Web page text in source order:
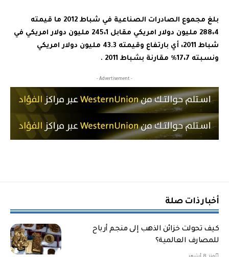
بلغ مجموع الصادرات الصناعية في شباط 2012 ما قيمته
288،4 مليون
دولار امريكي مقابل 245،1 مليون دولار امريكي في
شباط 2011، أي بارتفاع وقيمته 43.3 مليون
دولار امريكي
ونسبته 17،7٪ مقارنة بشباط 2011 .
- Advertisement -
أخبار ذات صلة
كيف تحولت خزائن الذهب إلى منجم أرباح
للمصارف العالمية؟